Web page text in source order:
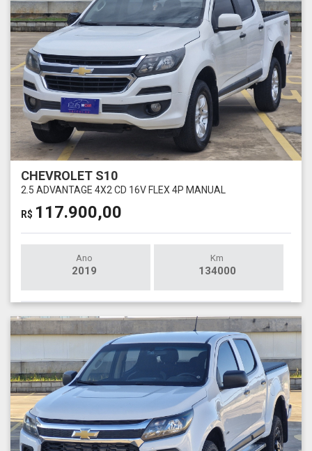
CHEVROLET S10
2.5 ADVANTAGE 4X2 CD 16V FLEX 4P MANUAL
R$ 117.900,00
Ano
2019
Km
134000